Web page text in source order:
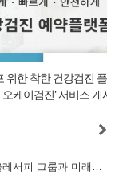
착한 건강검진 플랫
이검진’ 서비스 개시
[채용공고] 서울레서피 Seoul Recipe Group - 서울레서피 그룹과 미래를 함께할 유능한 인재를 모십니다